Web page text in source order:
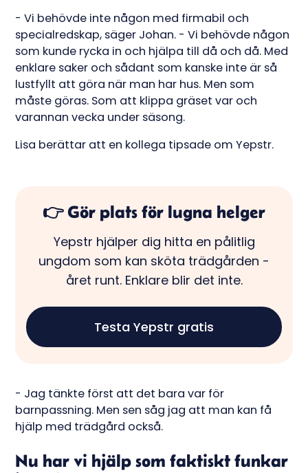
- Vi behövde inte någon med firmabil och
specialredskap, säger Johan. - Vi behövde någon
som kunde rycka in och hjälpa till då och då. Med
enklare saker och sådant som kanske inte är så
lustfyllt att göra när man har hus. Men som
måste göras. Som att klippa gräset var och
varannan vecka under säsong.
Lisa berättar att en kollega tipsade om Yepstr.
👉 Gör plats för lugna helger
Yepstr hjälper dig hitta en pålitlig
ungdom som kan sköta trädgården -
året runt. Enklare blir det inte.
Testa Yepstr gratis
- Jag tänkte först att det bara var för
barnpassning. Men sen såg jag att man kan få
hjälp med trädgård också.
Nu har vi hjälp som faktiskt funkar